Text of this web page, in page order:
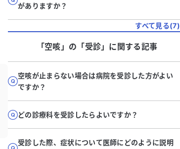
がありますか？
すべて見る(7)
「空咳」 の「受診」に関する記事
空咳が止まらない場合は病院を受診した方がよい
ですか？
どの診療科を受診したらよいですか？
受診した際、症状について医師にどのように説明